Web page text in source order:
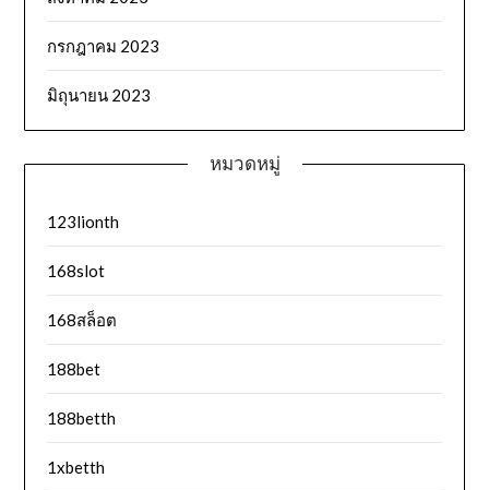
กรกฎาคม 2023
มิถุนายน 2023
หมวดหมู่
123lionth
168slot
168สล็อต
188bet
188betth
1xbetth